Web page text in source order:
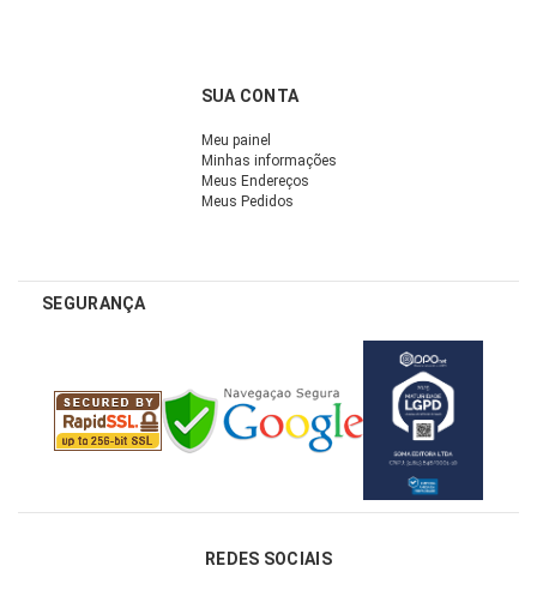
SUA CONTA
Meu painel
Minhas informações
Meus Endereços
Meus Pedidos
SEGURANÇA
REDES SOCIAIS